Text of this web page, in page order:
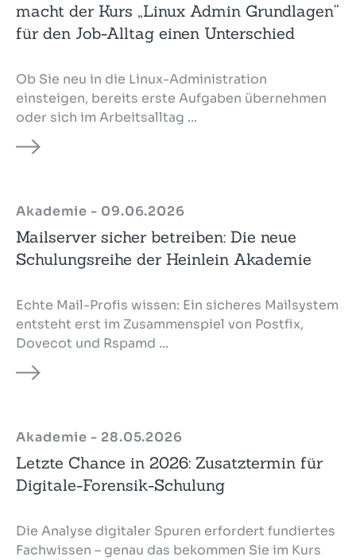
macht der Kurs „Linux Admin Grundlagen“
für den Job-Alltag einen Unterschied
Ob Sie neu in die Linux-Administration
einsteigen, bereits erste Aufgaben übernehmen
oder sich im Arbeitsalltag ...
Akademie - 09.06.2026
Mailserver sicher betreiben: Die neue
Schulungsreihe der Heinlein Akademie
Echte Mail-Profis wissen: Ein sicheres Mailsystem
entsteht erst im Zusammenspiel von Postfix,
Dovecot und Rspamd ...
Akademie - 28.05.2026
Letzte Chance in 2026: Zusatztermin für
Digitale-Forensik-Schulung
Die Analyse digitaler Spuren erfordert fundiertes
Fachwissen – genau das bekommen Sie im Kurs